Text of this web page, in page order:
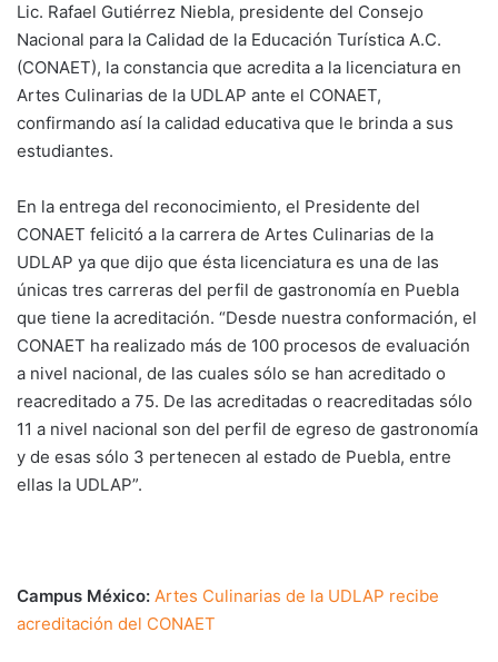
Lic. Rafael Gutiérrez Niebla, presidente del Consejo
Nacional para la Calidad de la Educación Turística A.C.
(CONAET), la constancia que acredita a la licenciatura en
Artes Culinarias de la UDLAP ante el CONAET,
confirmando así la calidad educativa que le brinda a sus
estudiantes.
En la entrega del reconocimiento, el Presidente del
CONAET felicitó a la carrera de Artes Culinarias de la
UDLAP ya que dijo que ésta licenciatura es una de las
únicas tres carreras del perfil de gastronomía en Puebla
que tiene la acreditación. “Desde nuestra conformación, el
CONAET ha realizado más de 100 procesos de evaluación
a nivel nacional, de las cuales sólo se han acreditado o
reacreditado a 75. De las acreditadas o reacreditadas sólo
11 a nivel nacional son del perfil de egreso de gastronomía
y de esas sólo 3 pertenecen al estado de Puebla, entre
ellas la UDLAP”.
Campus México: Artes Culinarias de la UDLAP recibe
acreditación del CONAET